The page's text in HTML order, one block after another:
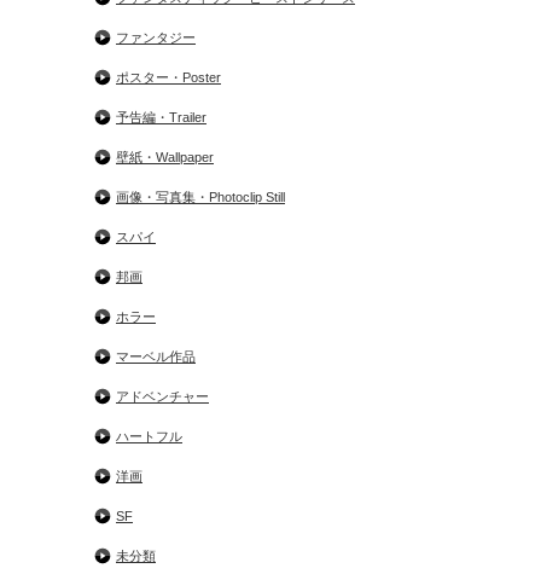
ファンタジー
ポスター・Poster
予告編・Trailer
壁紙・Wallpaper
画像・写真集・Photoclip Still
スパイ
邦画
ホラー
マーベル作品
アドベンチャー
ハートフル
洋画
SF
未分類